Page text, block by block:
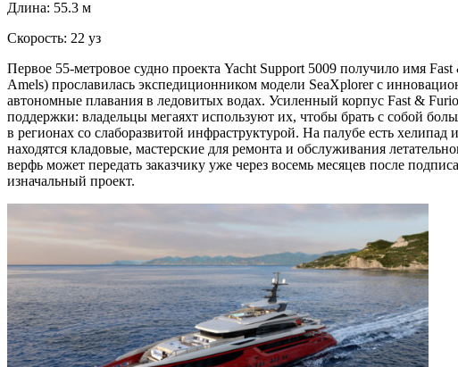
Длина: 55.3 м
Скорость: 22 уз
Первое 55-метровое судно проекта Yacht Support 5009 получило имя
Amels) прославилась экспедиционником модели SeaXplorer с
автономные плавания в ледовитых водах. Усиленный корпус Fast &
поддержки: владельцы мегаяхт используют их, чтобы брать с собой
в регионах со слаборазвитой инфраструктурой. На палубе есть
находятся кладовые, мастерские для ремонта и обслуживания
верфь может передать заказчику уже через восемь месяцев после
изначальный проект.